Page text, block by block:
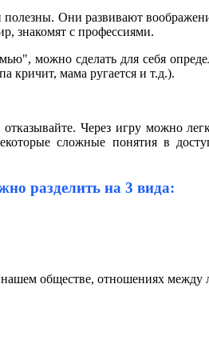
Они развивают
знакомят с профессиями.
можно сделать для себя
кричит, мама ругается и т.д.).
Через игру можно
сложные понятия в
разделить на 3 вида:
обществе, отношениях